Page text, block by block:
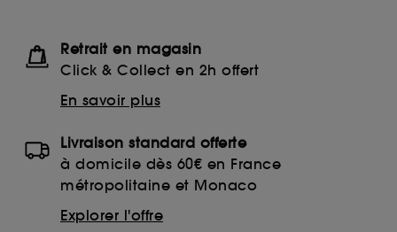
Retrait en magasin
Click & Collect en 2h offert
En savoir plus
Livraison standard offerte
à domicile dès 60€ en France
métropolitaine et Monaco
Explorer l'offre